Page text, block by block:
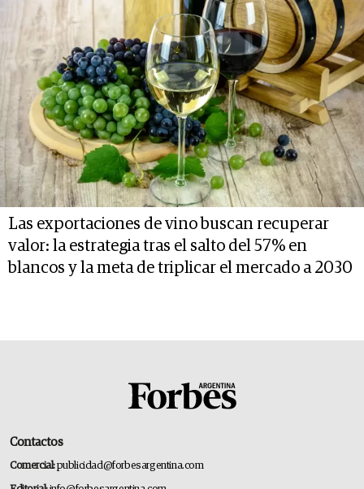
Las exportaciones de vino buscan recuperar
valor: la estrategia tras el salto del 57% en
blancos y la meta de triplicar el mercado a 2030
Contactos
Comercial:publicidad@forbesargentina.com